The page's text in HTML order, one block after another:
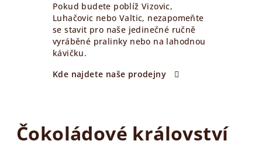
Pokud budete poblíž Vizovic,
Luhačovic nebo Valtic, nezapomeňte
se stavit pro naše jedinečné ručně
vyráběné pralinky nebo na lahodnou
kávičku.
Kde najdete naše prodejny
Čokoládové království